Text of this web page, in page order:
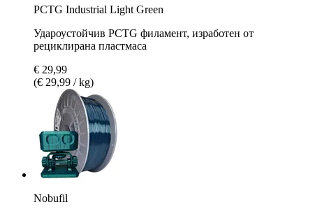
PCTG Industrial Light Green
Удароустойчив PCTG филамент, изработен от
рециклирана пластмаса
€ 29,99
(€ 29,99 / kg)
Nobufil